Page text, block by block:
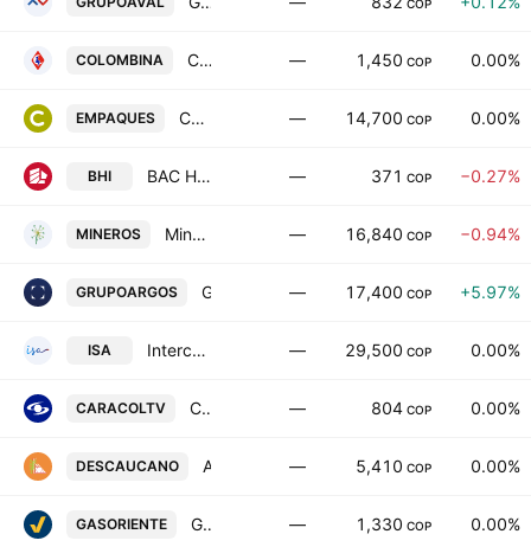
COP
COLOMBINA Colombina S.A. — 1,450 COP 0.00%
EMPAQUES Compania de Empaques SA — 14,700 COP 0.00%
BHI BAC Holding International Corp — 371 COP −0.27%
MINEROS Mineros SA — 16,840 COP −0.94%
GRUPOARGOS — 17,400 COP +5.97%
ISA Interconexion Electrica SA ESP — 29,500 COP 0.00%
CARACOLTV Caracol Television S.A. — 804 COP 0.00%
DESCAUCANO — 5,410 COP 0.00%
GASORIENTE Gas Natural del Oriente S.A. E.S.P. — 1,330 COP 0.00%